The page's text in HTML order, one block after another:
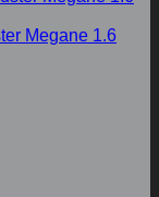
Megane 1.6